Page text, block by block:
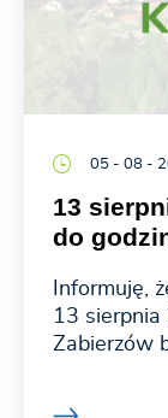
05 - 08 -
13
do
Informuję,
13 sierpnia
Zabierzów